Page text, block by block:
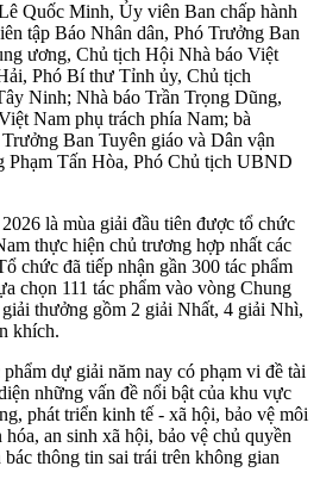
Quốc Minh, Ủy viên Ban chấp hành
tập Báo Nhân dân, Phó Trưởng Ban
ương, Chủ tịch Hội Nhà báo Việt
Phó Bí thư Tỉnh ủy, Chủ tịch
Ninh; Nhà báo Trần Trọng Dũng,
Nam phụ trách phía Nam; bà
Ban Tuyên giáo và Dân vận
Tấn Hòa, Phó Chủ tịch UBND
là mùa giải đầu tiên được tổ chức
thực hiện chủ trương hợp nhất các
chức đã tiếp nhận gần 300 tác phẩm
chọn 111 tác phẩm vào vòng Chung
thưởng gồm 2 giải Nhất, 4 giải Nhì,
khích.
dự giải năm nay có phạm vi đề tài
những vấn đề nổi bật của khu vực
phát triển kinh tế - xã hội, bảo vệ môi
an sinh xã hội, bảo vệ chủ quyền
thông tin sai trái trên không gian